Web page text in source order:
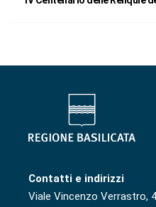
Contatti e indirizzi
Viale Vincenzo Verrastro, 4